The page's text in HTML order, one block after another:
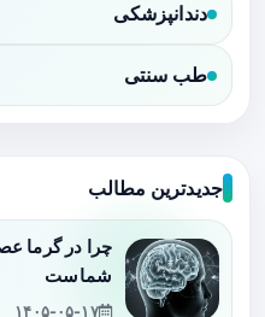
دندانپزشکی
طب سنتی
جدیدترین مطالب
چرا در گرما
شماست
۱۴۰۵-۰۵-۱۷